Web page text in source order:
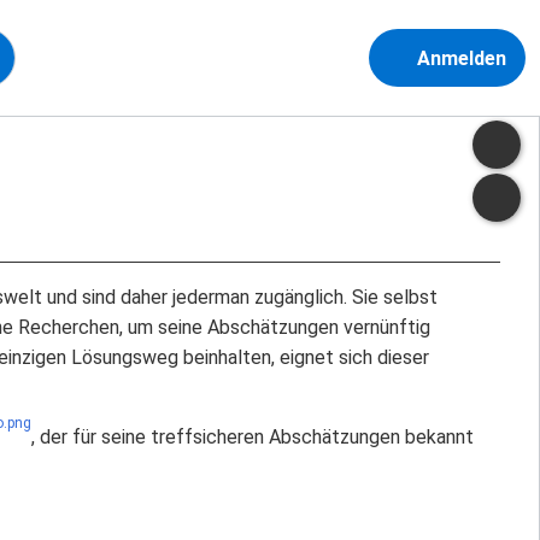
Anmelden
und sind daher jederman zugänglich. Sie selbst
Recherchen, um seine Abschätzungen vernünftig
Lösungsweg beinhalten, eignet sich dieser
, der für seine treffsicheren Abschätzungen bekannt